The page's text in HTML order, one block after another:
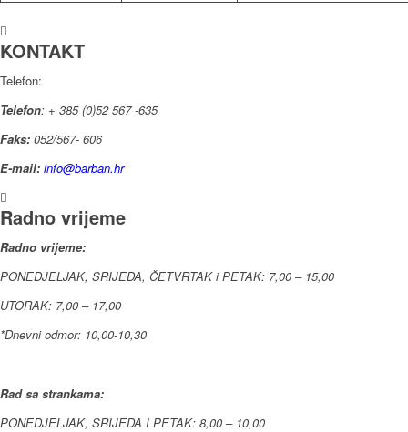
KONTAKT
Telefon:
Telefon: + 385 (0)52 567 -635
Faks: 052/567- 606
E-mail: info@barban.hr
Radno vrijeme
Radno vrijeme:
PONEDJELJAK, SRIJEDA, ČETVRTAK i PETAK: 7,00 – 15,00
UTORAK: 7,00 – 17,00
*Dnevni odmor: 10,00-10,30
Rad sa strankama:
PONEDJELJAK, SRIJEDA I PETAK: 8,00 – 10,00